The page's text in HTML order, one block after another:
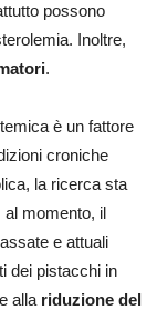
possono
Inoltre,
.
è un fattore
croniche
la ricerca sta
al momento, il
e attuali
dei pistacchi in
alla riduzione del